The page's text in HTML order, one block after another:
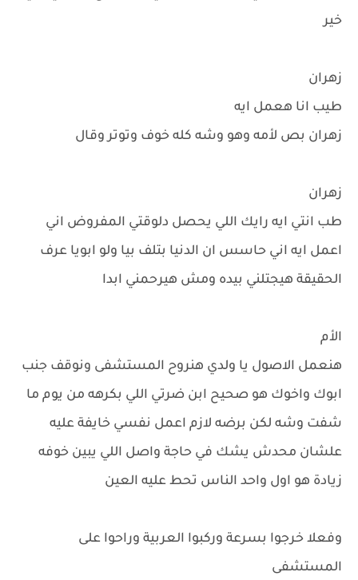
خير
زهران
طيب انا هعمل ايه
زهران بص لأمه وهو وشه كله خوف وتوتر وقال
زهران
طب انتي ايه رايك اللي يحصل دلوقتي المفروض اني
اعمل ايه اني حاسس ان الدنيا بتلف بيا ولو ابويا عرف
الحقيقة هيجتلني بيده ومش هيرحمني ابدا
الأم
هنعمل الاصول يا ولدي هنروح المستشفى ونوقف جنب
ابوك واخوك هو صحيح ابن ضرتي اللي بكرهه من يوم ما
شفت وشه لكن برضه لازم اعمل نفسي خايفة عليه
علشان محدش يشك في حاجة واصل اللي يبين خوفه
زيادة هو اول واحد الناس تحط عليه العين
وفعلا خرجوا بسرعة وركبوا العربية وراحوا على
المستشفى